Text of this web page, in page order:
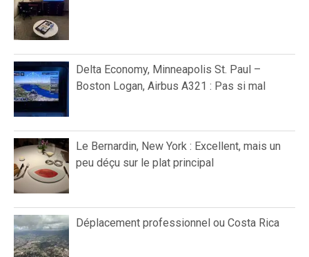
Delta Economy, Minneapolis St. Paul –
Boston Logan, Airbus A321 : Pas si mal
Le Bernardin, New York : Excellent, mais un
peu déçu sur le plat principal
Déplacement professionnel ou Costa Rica